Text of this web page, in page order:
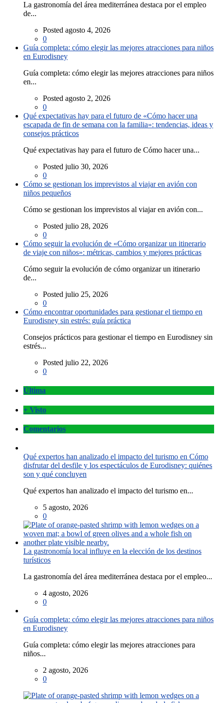
La gastronomía del área mediterránea destaca por el empleo
de...
Posted agosto 4, 2026
0
Guía completa: cómo elegir las mejores atracciones para niños
en Eurodisney
Guía completa: cómo elegir las mejores atracciones para niños
en...
Posted agosto 2, 2026
0
Qué expectativas hay para el futuro de «Cómo hacer una
escapada de fin de semana con la familia»: tendencias, ideas y
consejos prácticos
Qué expectativas hay para el futuro de Cómo hacer una...
Posted julio 30, 2026
0
Cómo se gestionan los imprevistos al viajar en avión con
niños pequeños
Cómo se gestionan los imprevistos al viajar en avión con...
Posted julio 28, 2026
0
Cómo seguir la evolución de «Cómo organizar un itinerario
de viaje con niños»: métricas, cambios y mejores prácticas
Cómo seguir la evolución de cómo organizar un itinerario
de...
Posted julio 25, 2026
0
Cómo encontrar oportunidades para gestionar el tiempo en
Eurodisney sin estrés: guía práctica
Consejos prácticos para gestionar el tiempo en Eurodisney sin
estrés...
Posted julio 22, 2026
0
Última
+ Visto
Comentarios
Qué expertos han analizado el impacto del turismo en Cómo
disfrutar del desfile y los espectáculos de Eurodisney: quiénes
son y qué concluyen
Qué expertos han analizado el impacto del turismo en...
5 agosto, 2026
0
La gastronomía local influye en la elección de los destinos
turísticos
La gastronomía del área mediterránea destaca por el empleo...
4 agosto, 2026
0
Guía completa: cómo elegir las mejores atracciones para niños
en Eurodisney
Guía completa: cómo elegir las mejores atracciones para
niños...
2 agosto, 2026
0